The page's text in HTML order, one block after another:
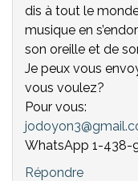
dis à tout le
musique en
son oreille et de
Je peux vous
vous voulez?
Pour vous:
WhatsApp 1-438-
Répondre